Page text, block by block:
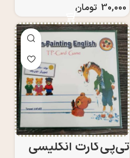
30,000 تومان
تی‌پی‌کارت انگلیسی